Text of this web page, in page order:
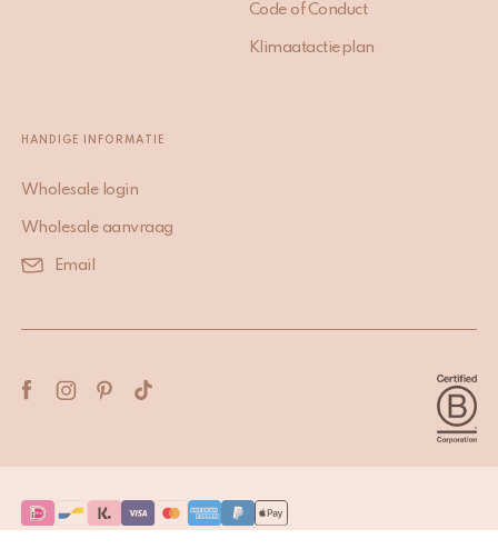
Code of Conduct
Klimaatactieplan
HANDIGE INFORMATIE
Wholesale login
Wholesale aanvraag
Email